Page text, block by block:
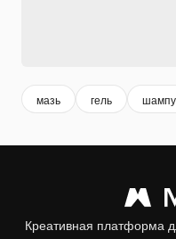
мазь гель
Креативная платформа